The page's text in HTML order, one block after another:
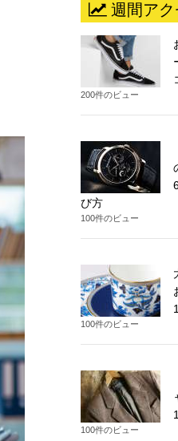
週間ア
200件のビュー
び方
100件のビュー
100件のビュー
100件のビュー